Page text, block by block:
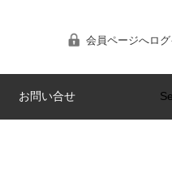
会員ページへログ
お問い合せ